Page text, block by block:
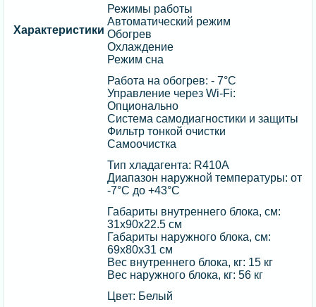
Характеристики
Режимы работы
Автоматический режим
Обогрев
Охлаждение
Режим сна
Работа на обогрев: - 7°C
Управление через Wi-Fi:
Опционально
Cистема самодиагностики и защиты
Фильтр тонкой очистки
Самоочистка
Тип хладагента: R410A
Диапазон наружной температуры: от
-7°С до +43°С
Габариты внутреннего блока, см:
31х90х22.5 см
Габариты наружного блока, см:
69х80х31 см
Вес внутреннего блока, кг: 15 кг
Вес наружного блока, кг: 56 кг
Цвет: Белый